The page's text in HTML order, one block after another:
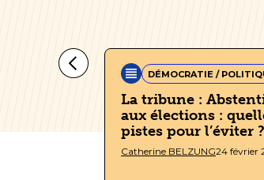
février 2022
DÉMOCRATIE /
La tribune :
aux élections :
pistes pour l’éviter ?
Catherine BELZUNG24 février